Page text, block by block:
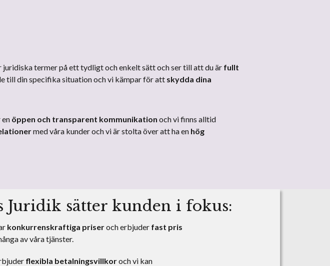
termer på ett tydligt och enkelt sätt och ser till att du är fullt
till din specifika situation och vi kämpar för att skydda dina
en öppen och transparent kommunikation och vi finns alltid
med våra kunder och vi är stolta över att ha en hög
Juridik sätter kunden i fokus:
konkurrenskraftiga priseroch erbjuder fast pris
av våra tjänster.
flexibla betalningsvillkoroch vi kan